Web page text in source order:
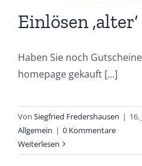
Einlösen
Haben Sie noch
homepage gekauft [...]
Von Siegfried Fredershausen | 16.
Allgemein | 0 Kommentare
Weiterlesen